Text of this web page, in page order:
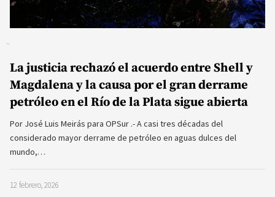
La justicia rechazó el acuerdo entre Shell y
Magdalena y la causa por el gran derrame
petróleo en el Río de la Plata sigue abierta
Por José Luis Meirás para OPSur .- A casi tres décadas del
considerado mayor derrame de petróleo en aguas dulces del
mundo,…
12 febrero, 2026